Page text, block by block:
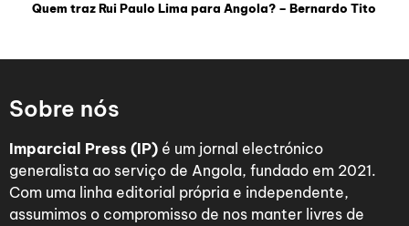
Quem traz Rui Paulo Lima para Angola? – Bernardo Tito
Sobre nós
Imparcial Press (IP) é um jornal electrónico
generalista ao serviço de Angola, fundado em 2021.
Com uma linha editorial própria e independente,
assumimos o compromisso de nos manter livres de